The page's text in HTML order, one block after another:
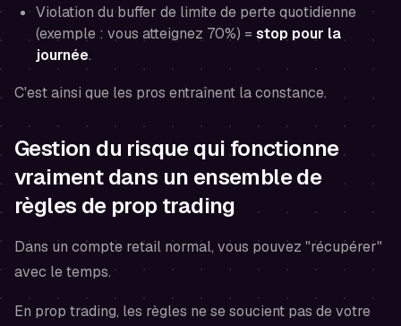
Violation du buffer de limite de perte quotidienne
(exemple : vous atteignez 70%) = stop pour la
journée.
C'est ainsi que les pros entraînent la constance.
Gestion du risque qui fonctionne
vraiment dans un ensemble de
règles de prop trading
Dans un compte retail normal, vous pouvez "récupérer"
avec le temps.
En prop trading, les règles ne se soucient pas de votre